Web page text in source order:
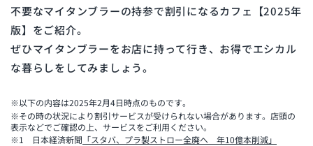
不要なマイタンブラーの持参で割引になるカフェ【2025年
版】をご紹介。
ぜひマイタンブラーをお店に持って行き、お得でエシカル
な暮らしをしてみましょう。
※以下の内容は2025年2月4日時点のものです。
※その時の状況により割引サービスが受けられない場合があります。店頭の
表示などでご確認の上、サービスをご利用ください。
※1 日本経済新聞 「スタバ、プラ製ストロー全廃へ 年10億本削減」